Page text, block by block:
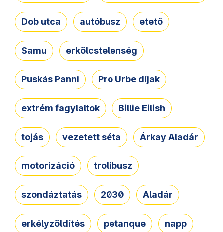
Dob utca autóbusz etető
Samu erkölcstelenség
Puskás Panni Pro Urbe díjak
extrém fagylaltok Billie Eilish
tojás vezetett séta Árkay Aladár
motorizáció trolibusz
szondáztatás 2030 Aladár
erkélyzöldítés petanque napp